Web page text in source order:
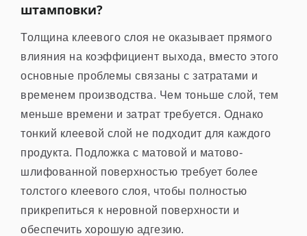
штамповки?
Толщина клеевого слоя не оказывает прямого
влияния на коэффициент выхода, вместо этого
основные проблемы связаны с затратами и
временем производства. Чем тоньше слой, тем
меньше времени и затрат требуется. Однако
тонкий клеевой слой не подходит для каждого
продукта. Подложка с матовой и матово-
шлифованной поверхностью требует более
толстого клеевого слоя, чтобы полностью
прикрепиться к неровной поверхности и
обеспечить хорошую адгезию.